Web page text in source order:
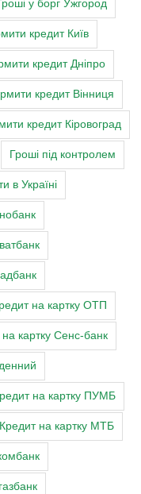
у борг Ужгород
кредит Київ
кредит Дніпро
кредит Вінниця
кредит Кіровоград
Гроші під контролем
в Україні
на картку ОТП
на картку Сенс-банк
на картку ПУМБ
Кредит на картку МТБ